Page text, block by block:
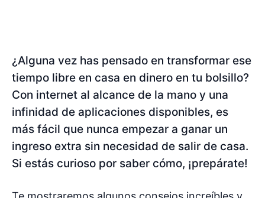
¿Alguna vez has pensado en transformar ese
tiempo libre en casa en dinero en tu bolsillo?
Con internet al alcance de la mano y una
infinidad de aplicaciones disponibles, es
más fácil que nunca empezar a ganar un
ingreso extra sin necesidad de salir de casa.
Si estás curioso por saber cómo, ¡prepárate!